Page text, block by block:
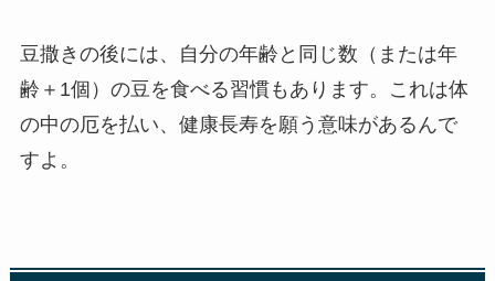
豆撒きの後には、自分の年齢と同じ数（または年
齢＋1個）の豆を食べる習慣もあります。これは体
の中の厄を払い、健康長寿を願う意味があるんで
すよ。